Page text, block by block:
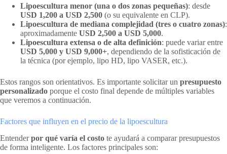
Lipoescultura menor (una o dos zonas pequeñas): desde
USD 1,200 a USD 2,500 (o su equivalente en CLP).
Lipoescultura de mediana complejidad (tres o cuatro zonas):
aproximadamente USD 2,500 a USD 5,000.
Lipoescultura extensa o de alta definición: puede variar entre
USD 5,000 y USD 9,000+, dependiendo de la sofisticación de
la técnica (por ejemplo, lipo HD, lipo VASER, etc.).
Estos rangos son orientativos. Es importante solicitar un presupuesto
personalizado porque el costo final depende de múltiples variables
que veremos a continuación.
Factores que influyen en el precio de la lipoescultura
Entenderpor qué varía el costo te ayudará a comparar presupuestos
de forma inteligente. Los factores principales son: